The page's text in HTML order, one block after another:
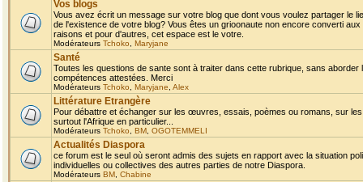
Vos blogs
Vous avez écrit un message sur votre blog que dont vous voulez partager le
de l'existence de votre blog? Vous êtes un grioonaute non encore converti
raisons et pour d'autres, cet espace est le votre.
Modérateurs Tchoko Maryjane
Santé
Toutes les questions de sante sont à traiter dans cette rubrique, sans
compétences attestées. Merci
Modérateurs Tchoko Maryjane Alex
Littérature Etrangère
Pour débattre et échanger sur les œuvres, essais, poèmes ou romans, sur
surtout l'Afrique en particulier...
Modérateurs Tchoko BM OGOTEMMELI
Actualités Diaspora
ce forum est le seul où seront admis des sujets en rapport avec la situation
individuelles ou collectives des autres parties de notre Diaspora.
Modérateurs BM Chabine